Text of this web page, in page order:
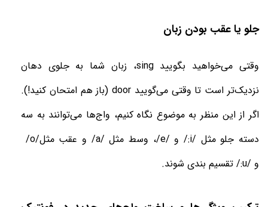
جلو یا عقب بودن زبان
وقتی می‌خواهید بگوییدsing، زبان شما به جلوی دهان
نزدیک‌تر است تا وقتی می‌گویید door (باز هم امتحان کنید!).
اگر از این منظر به موضوع نگاه کنیم، واج‌ها می‌توانند به سه
دسته جلومثل /:i/ و /e/، وسط مثل/a/ و عقب مثل/o/
و /:u/ تقسیم بندی شوند.